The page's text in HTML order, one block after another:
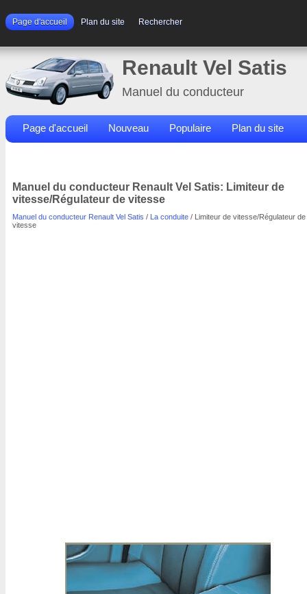
Page d'accueil Plan du site Rechercher
Renault Vel Satis
Manuel du conducteur
Page d'accueil Nouveau Populaire Plan du site
Manuel du conducteur Renault Vel Satis: Limiteur de
vitesse/Régulateur de vitesse
Manuel du conducteur Renault Vel Satis / La conduite / Limiteur de vitesse/Régulateur de
vitesse